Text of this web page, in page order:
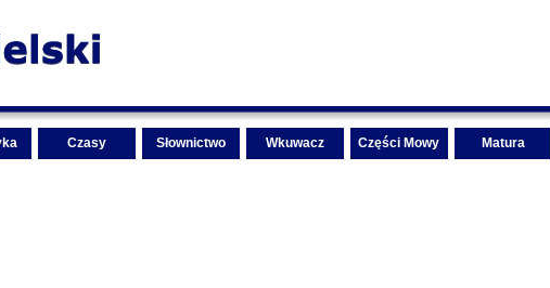
Czasy Słownictwo Wkuwacz Części Mowy Matura